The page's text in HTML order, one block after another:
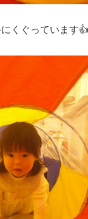
くぐっています👍